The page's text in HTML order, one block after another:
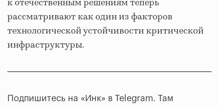
к отечественным решениям теперь
рассматривают как один из факторов
технологической устойчивости критической
инфраструктуры.
Подпишитесь на «Инк» в Telegram. Там